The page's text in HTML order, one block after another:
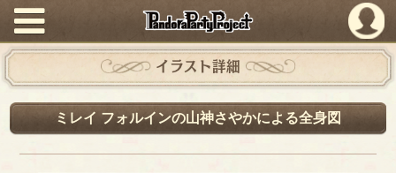
PandoraPartyProject
イラスト詳細
ミレイ フォルインの山神さやかによる全身図